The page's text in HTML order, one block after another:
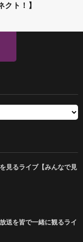
クト！】
見るライブ【みんなで見
送を皆で一緒に観るライ